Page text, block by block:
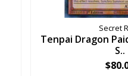
Secret
Tenpai Dragon
S..